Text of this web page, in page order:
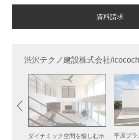
渋沢テクノ建設株式会社/
ダイナミック空間を愉しむホ
平屋プラ